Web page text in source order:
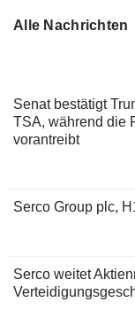
Alle Nachrichten
Senat bestätigt
TSA, während die
vorantreibt
Serco Group plc,
Serco weitet